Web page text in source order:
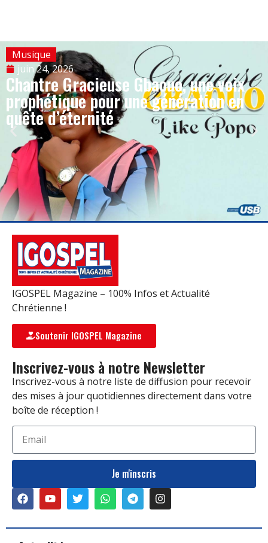
Musique
juin 24, 2026
Chantre Gracieuse Gbaouo, une voix
prophétique pour une génération en
quête d’éternité
IGOSPEL Magazine – 100% Infos et Actualité
Chrétienne !
Soutenir IGOSPEL Magazine
Inscrivez-vous à notre Newsletter
Inscrivez-vous à notre liste de diffusion pour recevoir
des mises à jour quotidiennes directement dans votre
boîte de réception !
Je m'inscris